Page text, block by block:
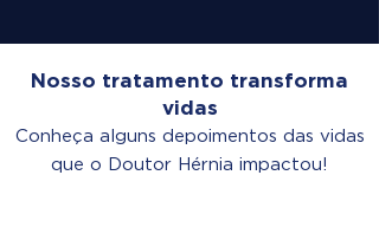
Nosso tratamento transforma
vidas
Conheça alguns depoimentos das vidas
que o Doutor Hérnia impactou!